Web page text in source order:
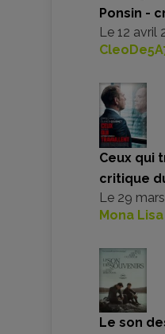
Ponsin -
Le 12 avril
Ceux qui
critique
Le 29
Mona Lisa
Le son